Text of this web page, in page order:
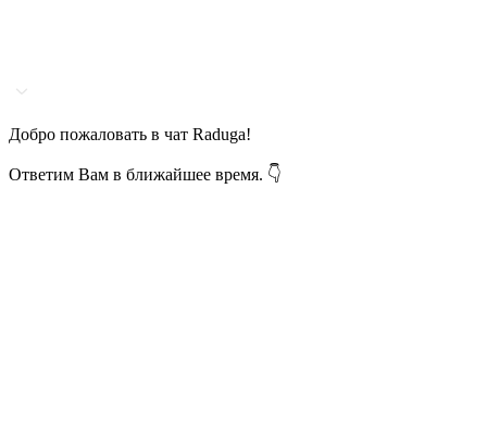
Добро пожаловать в чат Raduga!
Ответим Вам в ближайшее время. 👇